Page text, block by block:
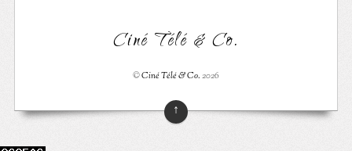
Ciné Télé & Co.
©Ciné Télé & Co.2026
↑